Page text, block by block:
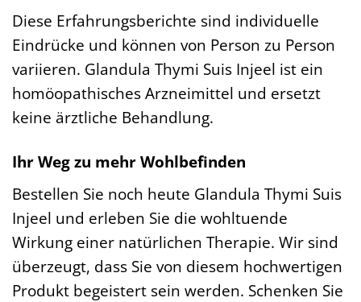
Diese Erfahrungsberichte sind individuelle
Eindrücke und können von Person zu Person
variieren. Glandula Thymi Suis Injeel ist ein
homöopathisches Arzneimittel und ersetzt
keine ärztliche Behandlung.
Ihr Weg zu mehr Wohlbefinden
Bestellen Sie noch heute Glandula Thymi Suis
Injeel und erleben Sie die wohltuende
Wirkung einer natürlichen Therapie. Wir sind
überzeugt, dass Sie von diesem hochwertigen
Produkt begeistert sein werden. Schenken Sie